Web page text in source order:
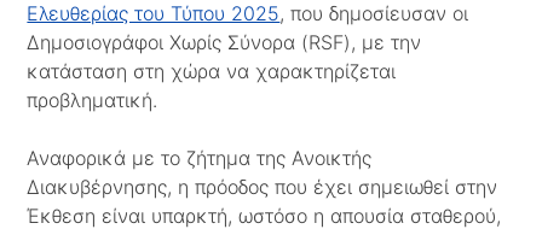
Ελευθερίας του Τύπου 2025, που δημοσίευσαν οι
Δημοσιογράφοι Χωρίς Σύνορα (RSF), με την
κατάσταση στη χώρα να χαρακτηρίζεται
προβληματική.
Αναφορικά με το ζήτημα της Ανοικτής
Διακυβέρνησης, η πρόοδος που έχει σημειωθεί στην
Έκθεση είναι υπαρκτή, ωστόσο η απουσία σταθερού,